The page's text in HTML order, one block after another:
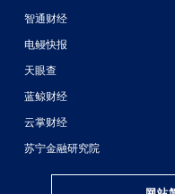
智通财经
电鳗快报
天眼查
蓝鲸财经
云掌财经
苏宁金融研究院